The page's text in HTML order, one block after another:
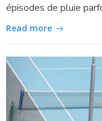
épisodes de pluie
Read more